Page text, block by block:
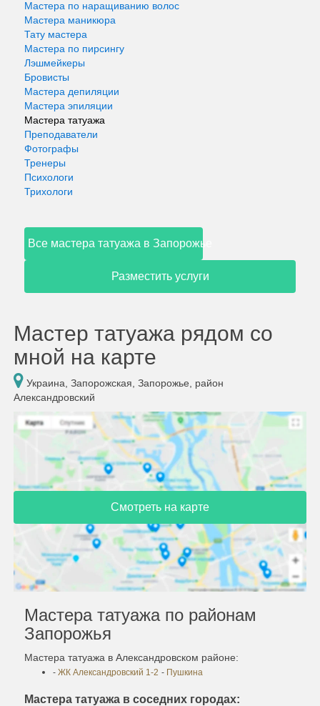
Мастера по наращиванию волос
Мастера маникюра
Тату мастера
Мастера по пирсингу
Лэшмейкеры
Бровисты
Мастера депиляции
Мастера эпиляции
Мастера татуажа
Преподаватели
Фотографы
Тренеры
Психологи
Трихологи
Все мастера татуажа в Запорожье
Разместить услуги
Мастер татуажа рядом со
мной на карте
Украина, Запорожская, Запорожье, район
Александровский
Смотреть на карте
Мастера татуажа по районам
Запорожья
Мастера татуажа в Александровском районе:
- ЖК Александровский 1-2 - Пушкина
Мастера татуажа в соседних городах: